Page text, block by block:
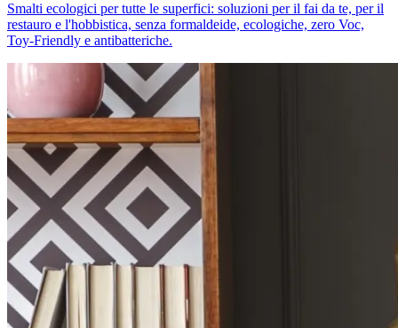
Smalti ecologici per tutte le superfici: soluzioni per il fai da te, per il
restauro e l'hobbistica, senza formaldeide, ecologiche, zero Voc,
Toy-Friendly e antibatteriche.